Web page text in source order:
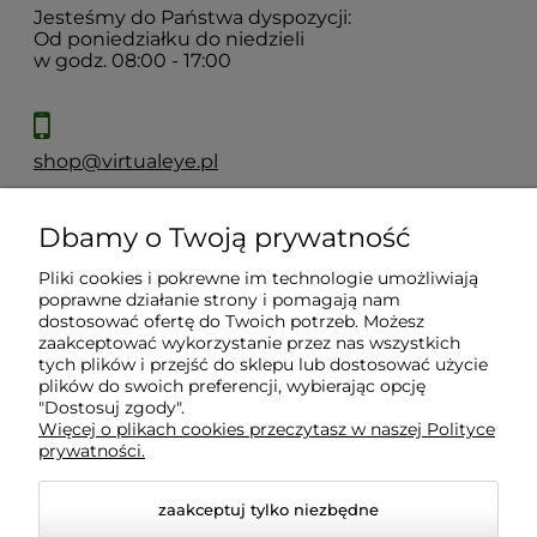
Jesteśmy do Państwa dyspozycji:
Od poniedziałku do niedzieli
w godz. 08:00 - 17:00
shop@virtualeye.pl
Moje konto
Płatności i dostawa
Informacje
O nas
Dbamy o Twoją prywatność
Pliki cookies i pokrewne im technologie umożliwiają
poprawne działanie strony i pomagają nam
dostosować ofertę do Twoich potrzeb. Możesz
zaakceptować wykorzystanie przez nas wszystkich
tych plików i przejść do sklepu lub dostosować użycie
plików do swoich preferencji, wybierając opcję
"Dostosuj zgody".
Więcej o plikach cookies przeczytasz w naszej Polityce
prywatności.
zaakceptuj tylko niezbędne